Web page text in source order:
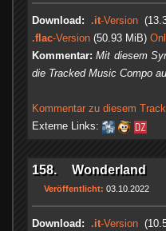
Download: .it-Version
.flac-Version (50.93 MiB)
Kommentar: Mit diesem
die Tracked Music Compo
Kommentar zu diesem
Externe Links:
158. Wonderland
Veröffentlicht: 03.10.2022
Download: .it-Version